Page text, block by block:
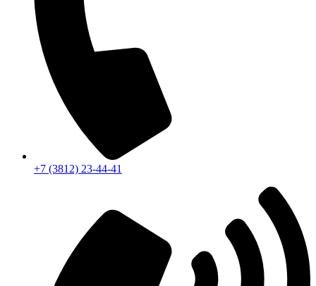
+7 (3812) 23-44-41